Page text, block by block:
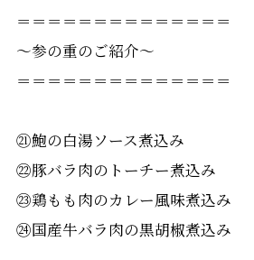
＝＝＝＝＝＝＝＝＝＝＝＝＝＝
〜参の重のご紹介〜
＝＝＝＝＝＝＝＝＝＝＝＝＝＝
㉑鮑の白湯ソース煮込み
㉒豚バラ肉のトーチー煮込み
㉓鶏もも肉のカレー風味煮込み
㉔国産牛バラ肉の黒胡椒煮込み